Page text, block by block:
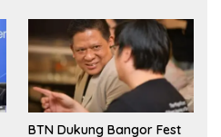
BTN Dukung Bangor Fest